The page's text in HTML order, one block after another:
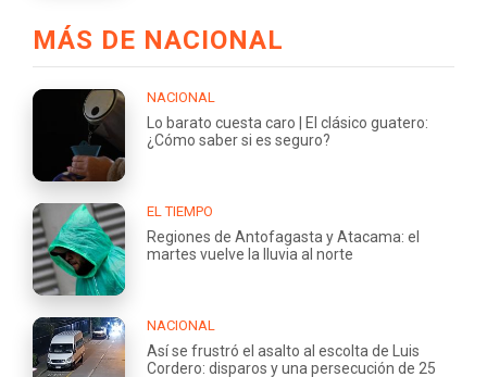
MÁS DE NACIONAL
NACIONAL
Lo barato cuesta caro | El clásico guatero:
¿Cómo saber si es seguro?
EL TIEMPO
Regiones de Antofagasta y Atacama: el
martes vuelve la lluvia al norte
NACIONAL
Así se frustró el asalto al escolta de Luis
Cordero: disparos y una persecución de 25